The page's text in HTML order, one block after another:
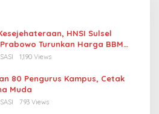
HNSI Sulsel
Turunkan Harga BBM
1,190 Views
80 Pengurus Kampus, Cetak
Muda
793 Views